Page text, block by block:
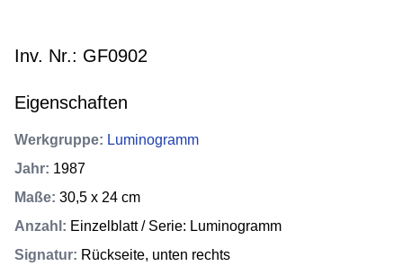
Inv. Nr.: GF0902
Eigenschaften
Werkgruppe: Luminogramm
Jahr: 1987
Maße: 30,5 x 24 cm
Anzahl : Einzelblatt / Serie: Luminogramm
Signatur: Rückseite, unten rechts